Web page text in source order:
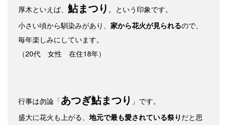
厚木といえば、 鮎まつり 。という印象です。
小さい頃から馴染みがあり、 家から花火が見られるので、
毎年楽しみにしています。
（20代 女性 在住18年）
行事は勿論「あつぎ鮎まつり 」です。
盛大に花火も上がる、 地元で最も愛されている祭り だと思